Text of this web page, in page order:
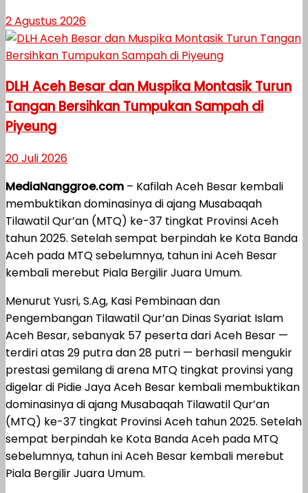
2 Agustus 2026
DLH Aceh Besar dan Muspika Montasik Turun
Tangan Bersihkan Tumpukan Sampah di
Piyeung
20 Juli 2026
MediaNanggroe.com – Kafilah Aceh Besar kembali
membuktikan dominasinya di ajang Musabaqah
Tilawatil Qur’an (MTQ) ke-37 tingkat Provinsi Aceh
tahun 2025. Setelah sempat berpindah ke Kota Banda
Aceh pada MTQ sebelumnya, tahun ini Aceh Besar
kembali merebut Piala Bergilir Juara Umum.
Menurut Yusri, S.Ag, Kasi Pembinaan dan
Pengembangan Tilawatil Qur’an Dinas Syariat Islam
Aceh Besar, sebanyak 57 peserta dari Aceh Besar —
terdiri atas 29 putra dan 28 putri — berhasil mengukir
prestasi gemilang di arena MTQ tingkat provinsi yang
digelar di Pidie Jaya Aceh Besar kembali membuktikan
dominasinya di ajang Musabaqah Tilawatil Qur’an
(MTQ) ke-37 tingkat Provinsi Aceh tahun 2025. Setelah
sempat berpindah ke Kota Banda Aceh pada MTQ
sebelumnya, tahun ini Aceh Besar kembali merebut
Piala Bergilir Juara Umum.